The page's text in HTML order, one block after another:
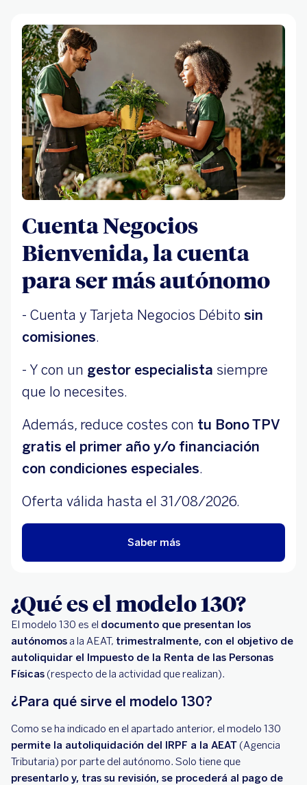
Cuenta Negocios
Bienvenida, la cuenta
para ser más autónomo
- Cuenta y Tarjeta Negocios Débito sin
comisiones.
- Y con un gestor especialista siempre
que lo necesites.
Además, reduce costes con tu Bono TPV
gratis el primer año y/o financiación
con condiciones especiales.
Oferta válida hasta el 31/08/2026.
Saber más
¿Qué es el modelo 130?
El modelo 130 es el documento que presentan los
autónomos a la AEAT, trimestralmente, con el objetivo de
autoliquidar el Impuesto de la Renta de las Personas
Físicas (respecto de la actividad que realizan).
¿Para qué sirve el modelo 130?
Como se ha indicado en el apartado anterior, el modelo 130
permite la autoliquidación del IRPF a la AEAT (Agencia
Tributaria) por parte del autónomo. Solo tiene que
presentarlo y, tras su revisión, se procederá al pago de